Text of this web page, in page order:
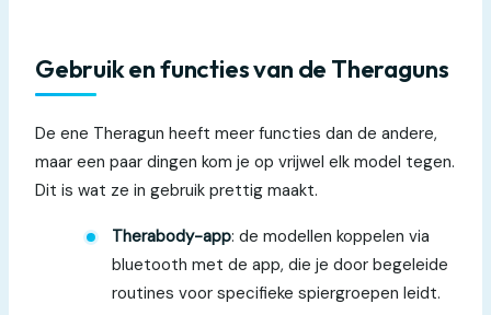
Gebruik en functies van de Theraguns
De ene Theragun heeft meer functies dan de andere,
maar een paar dingen kom je op vrijwel elk model tegen.
Dit is wat ze in gebruik prettig maakt.
Therabody-app: de modellen koppelen via
bluetooth met de app, die je door begeleide
routines voor specifieke spiergroepen leidt.